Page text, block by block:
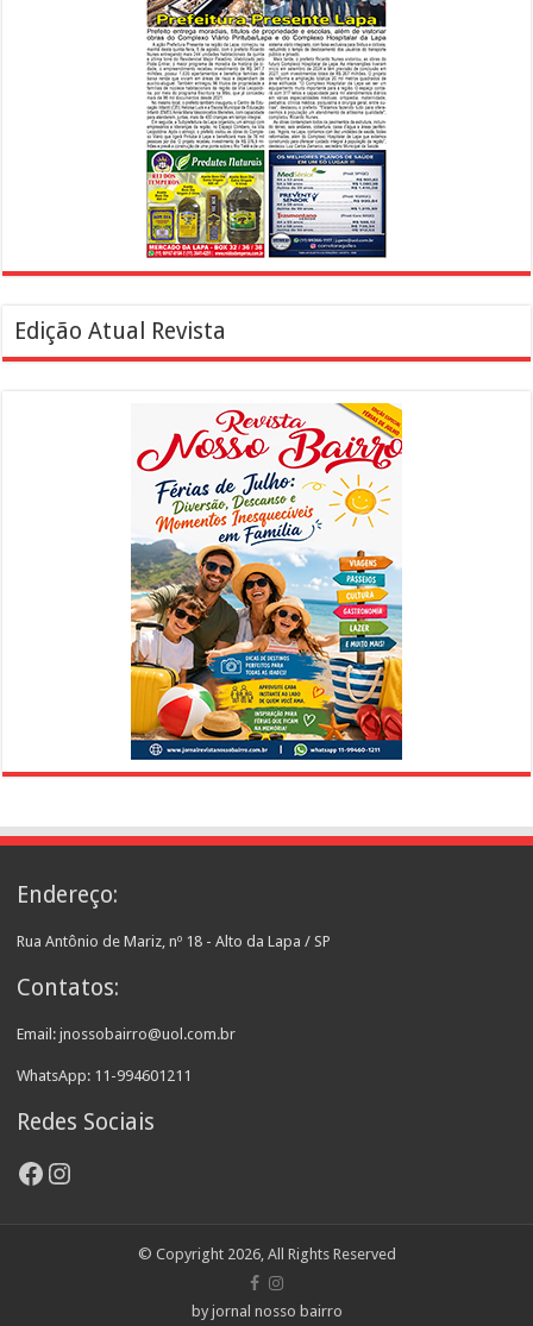
Edição Atual Revista
Endereço:
Rua Antônio de Mariz, nº 18 - Alto da Lapa / SP
Contatos:
Email: jnossobairro@uol.com.br
WhatsApp: 11-994601211
Redes Sociais
Facebook
Instagram
© Copyright 2026, All Rights Reserved
by jornal nosso bairro